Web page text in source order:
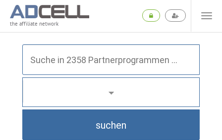
the affiliate network
suchen